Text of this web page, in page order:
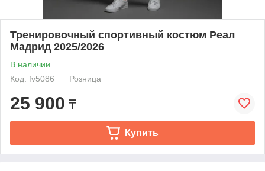
Тренировочный спортивный костюм Реал
Мадрид 2025/2026
В наличии
Код: fv5086
Розница
25 900 ₸
Купить